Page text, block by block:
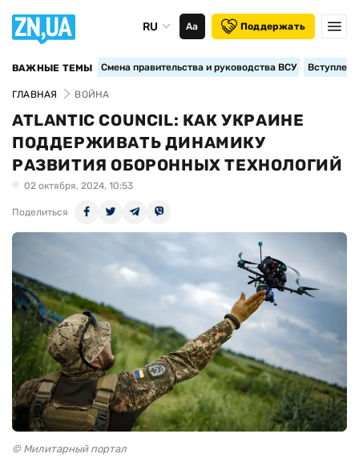
RU Аа Поддержать
ВАЖНЫЕ ТЕМЫ Смена правительства и руководства ВСУ
ГЛАВНАЯ ВОЙНА
ATLANTIC COUNCIL: КАК УКРАИНЕ
ПОДДЕРЖИВАТЬ ДИНАМИКУ
РАЗВИТИЯ ОБОРОННЫХ ТЕХНОЛОГИЙ
02 октября, 2024, 10:53
Поделиться
© Милитарный портал